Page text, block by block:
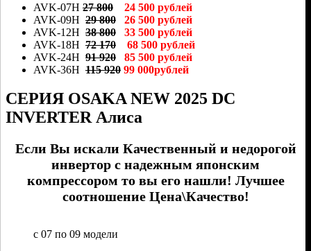
AVK-07H 27 800 24 500 рублей
AVK-09H 29 800 26 500 рублей
AVK-12H 38 800 33 500 рублей
AVK-18H 72 170 68 500 рублей
AVK-24H 91 920 85 500 рублей
AVK-36H 115 920 99 000рублей
СЕРИЯ OSAKA NEW 2025 DC
INVERTER Алиса
Если Вы искали Качественный и недорогой
инвертор с надежным японским
компрессором то вы его нашли! Лучшее
соотношение Цена\Качество!
с 07 по 09 модели